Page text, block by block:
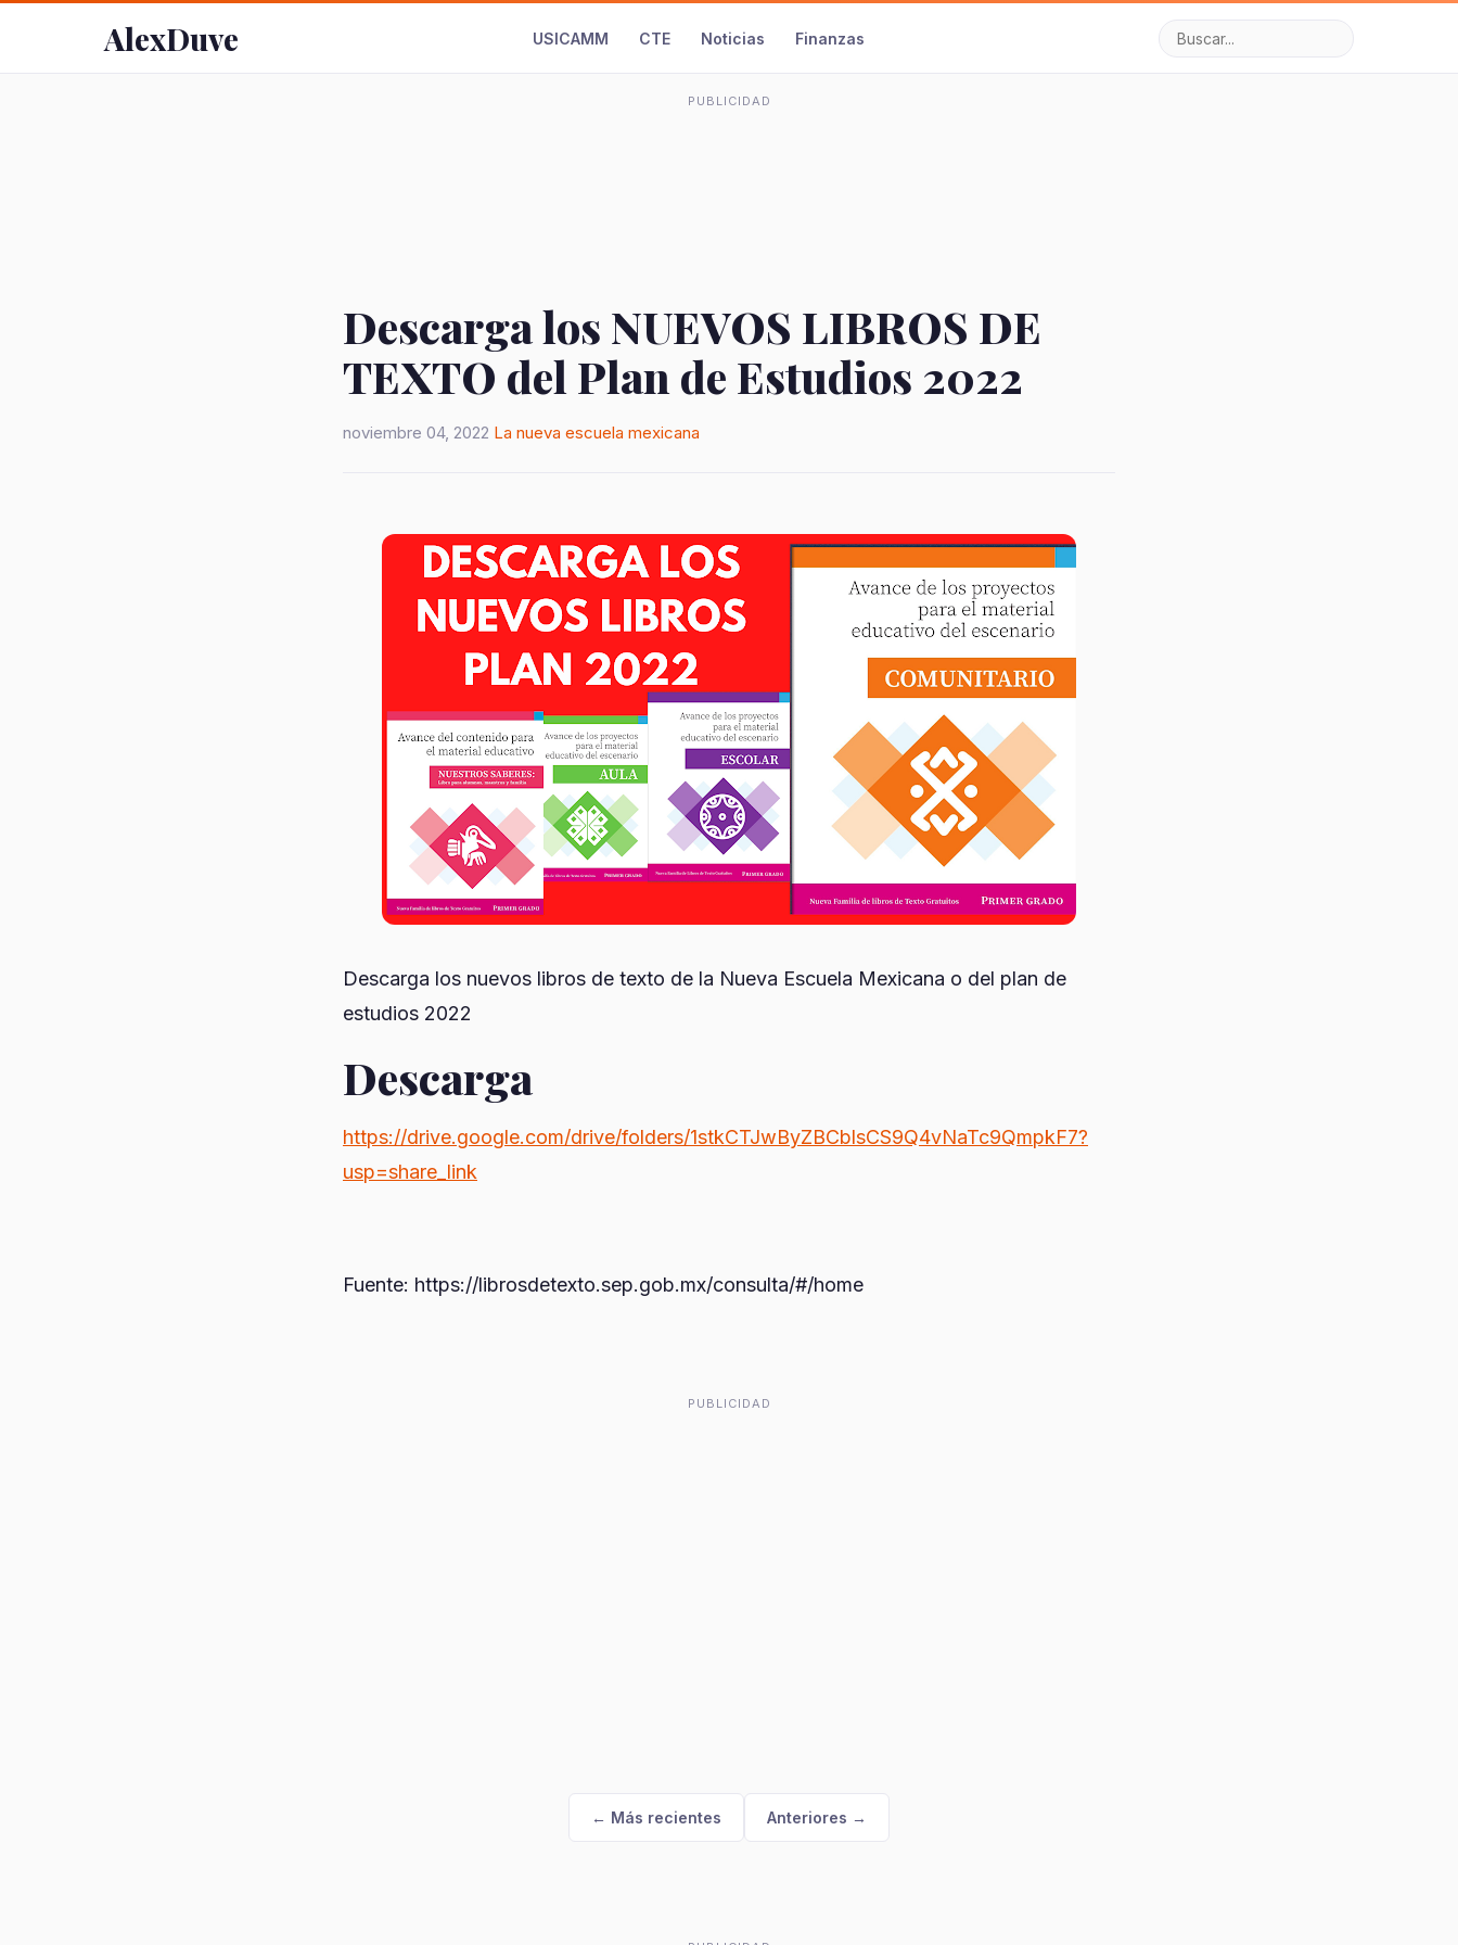
AlexDuve USICAMM CTE Noticias Finanzas
PUBLICIDAD
Descarga los NUEVOS LIBROS DE
TEXTO del Plan de Estudios 2022
noviembre 04, 2022 La nueva escuela mexicana
Descarga los nuevos libros de texto de la Nueva Escuela Mexicana o del plan de
estudios 2022
Descarga
https://drive.google.com/drive/folders/1stkCTJwByZBCblsCS9Q4vNaTc9QmpkF7?
usp=share_link
Fuente: https://librosdetexto.sep.gob.mx/consulta/#/home
PUBLICIDAD
← Más recientes Anteriores →